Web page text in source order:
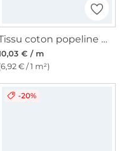
Tissu coton popeline mini Coeurs, vert olive pâle
€ / m
€ / 1 m²)
-20%